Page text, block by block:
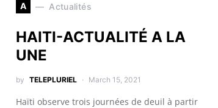
A Actualités
HAITI-ACTUALITÉ A LA
UNE
by TELEPLURIEL March 15, 2021
Haïti observe trois journées de deuil à partir